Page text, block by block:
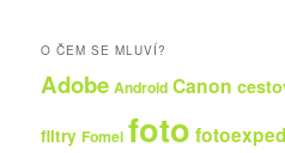
O ČEM SE MLUVÍ?
Adobe Android Canon
filtry Fomei foto